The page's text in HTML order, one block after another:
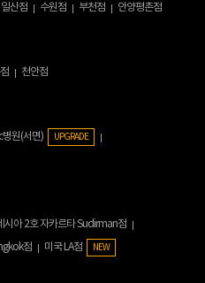
일산점 수원점 부천점 안양평촌점
천안점
원(서면) UPGRADE
시아 2호 자카르타 Sudirman점
점 미국 LA점 NEW